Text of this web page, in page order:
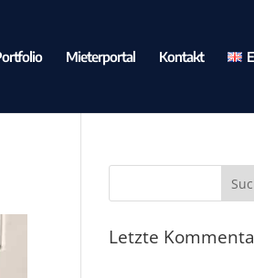
Mieterportal Kontakt
Letzte